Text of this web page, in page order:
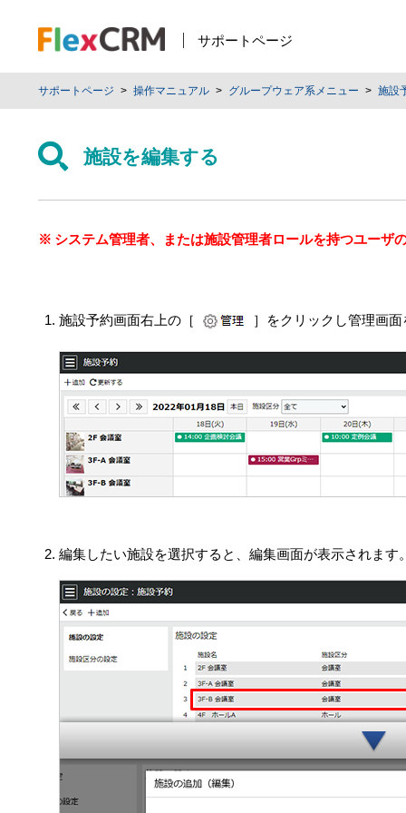
サポートページ
サポートページ 操作マニュアル グループウェア系メニュー 施設
施設を編集する
システム管理者、または施設管理者ロールを持つユーザ
施設予約画面右上の［ ］をクリックし管理画
編集したい施設を選択すると、編集画面が表示されま